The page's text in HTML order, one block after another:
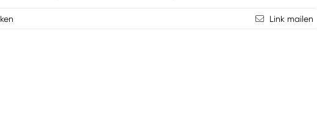
Link mailen